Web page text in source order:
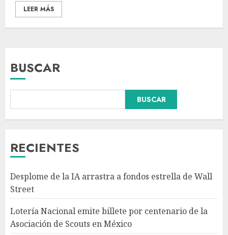
LEER MÁS
BUSCAR
BUSCAR
RECIENTES
Desplome de la IA arrastra a fondos estrella de Wall
Street
Lotería Nacional emite billete por centenario de la
Asociación de Scouts en México
3
Fallece Carlos Garfias Merlos,
arzobispo emérito de Morelia,
4
humano evolucionó gracias al
azúcar de la fruta
AGOSTO 7, 2026